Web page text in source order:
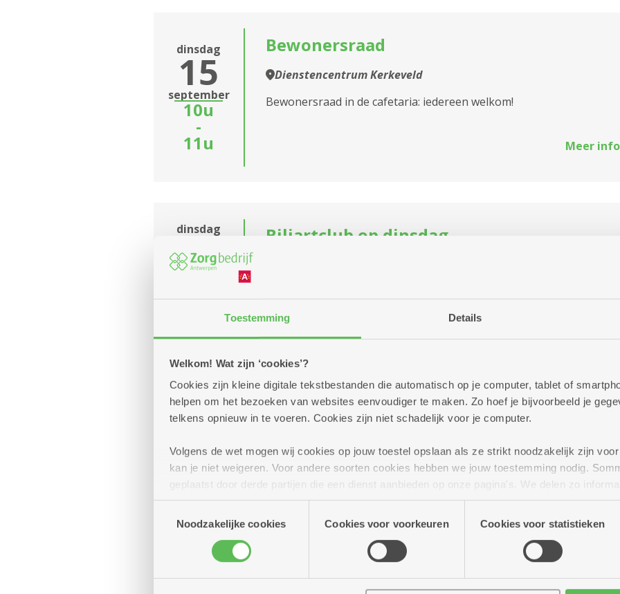
Toestemming Details
Welkom! Wat zijn ‘cookies’?
Cookies zijn kleine digitale tekstbestanden die automatisch op je computer, tablet of
helpen om het bezoeken van websites eenvoudiger te maken. Zo hoef je bijvoorbeeld je
telkens opnieuw in te voeren. Cookies zijn niet schadelijk voor je computer.
Volgens de wet mogen wij cookies op jouw toestel opslaan als ze strikt noodzakelijk zijn
kan je niet weigeren. Voor andere soorten cookies hebben we jouw toestemming nodig.
geplaatst door derde partijen die een dienst aanbieden op onze pagina's. We delen zo
(geanonimiseerd) gebruik van onze site voor social media, advertenties en analyse. Deze
combineren met andere informatie die je aan hen verstrekte.
Noodzakelijke cookies
Cookies voor voorkeuren Cookies voor statistieken
dinsdag
15
september
10u
-
11u
Bewonersraad
Dienstencentrum Kerkeveld
Bewonersraad in de cafetaria: iedereen welkom!
Meer info
dinsdag
15
september
-
Elke dinsdag
Biljartclub op dinsdag
Meer info
17
september
12u
-
13u
Aangepaste middagmaal Bingo
Dienstencentrum Kerkeveld
10 euro inschrijven kan tot 10/09/26. Hespenrolletjes met witloof en
kaassaus.